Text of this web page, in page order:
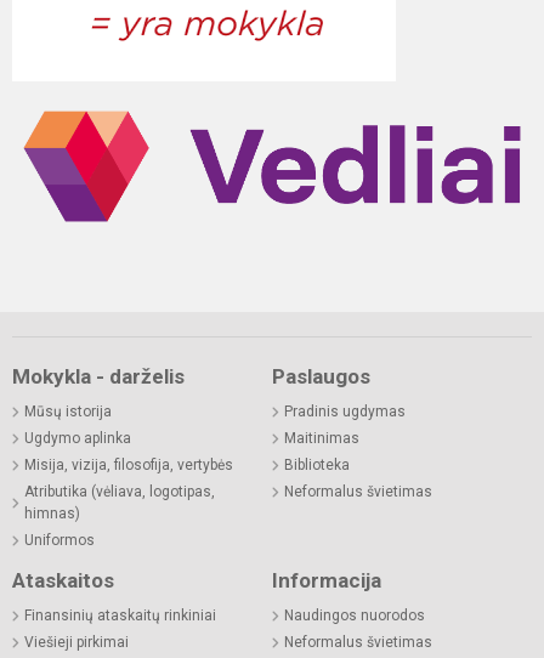
Mokykla - darželis
Mūsų istorija
Ugdymo aplinka
Misija, vizija, filosofija, vertybės
Atributika (vėliava, logotipas,
himnas)
Uniformos
Paslaugos
Pradinis ugdymas
Maitinimas
Biblioteka
Neformalus švietimas
Ataskaitos
Finansinių ataskaitų rinkiniai
Viešieji pirkimai
Informacija
Naudingos nuorodos
Neformalus švietimas